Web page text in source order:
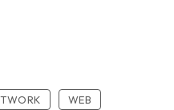
WEB